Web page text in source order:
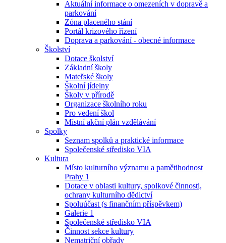
Aktuální informace o omezeních v dopravě a
parkování
Zóna placeného stání
Portál krizového řízení
Doprava a parkování - obecné informace
Školství
Dotace školství
Základní školy
Mateřské školy
Školní jídelny
Školy v přírodě
Organizace školního roku
Pro vedení škol
Místní akční plán vzdělávání
Spolky
Seznam spolků a praktické informace
Společenské středisko VIA
Kultura
Místo kulturního významu a pamětihodnost
Prahy 1
Dotace v oblasti kultury, spolkové činnosti,
ochrany kulturního dědictví
Spoluúčast (s finančním příspěvkem)
Galerie 1
Společenské středisko VIA
Činnost sekce kultury
Nematriční obřady